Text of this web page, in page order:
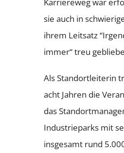
sie auch in
ihrem Leitsatz
immer“ treu
Als Standortleiterin
acht Jahren die
das
Industrieparks mit
insgesamt rund